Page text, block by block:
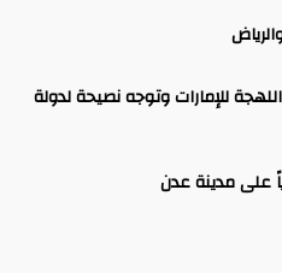
للإمارات وتوجه نصيحة لدولة
على مدينة عدن